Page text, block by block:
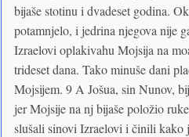
bijaše stotinu i dvadeset godina.
potamnjelo, i jedrina njegova nije
Izraelovi oplakivahu Mojsija na
trideset dana. Tako minuše dani
Mojsijem. 9 A Jošua, sin Nunov,
jer Mojsije na nj bijaše položio
slušali sinovi Izraelovi i činili kako